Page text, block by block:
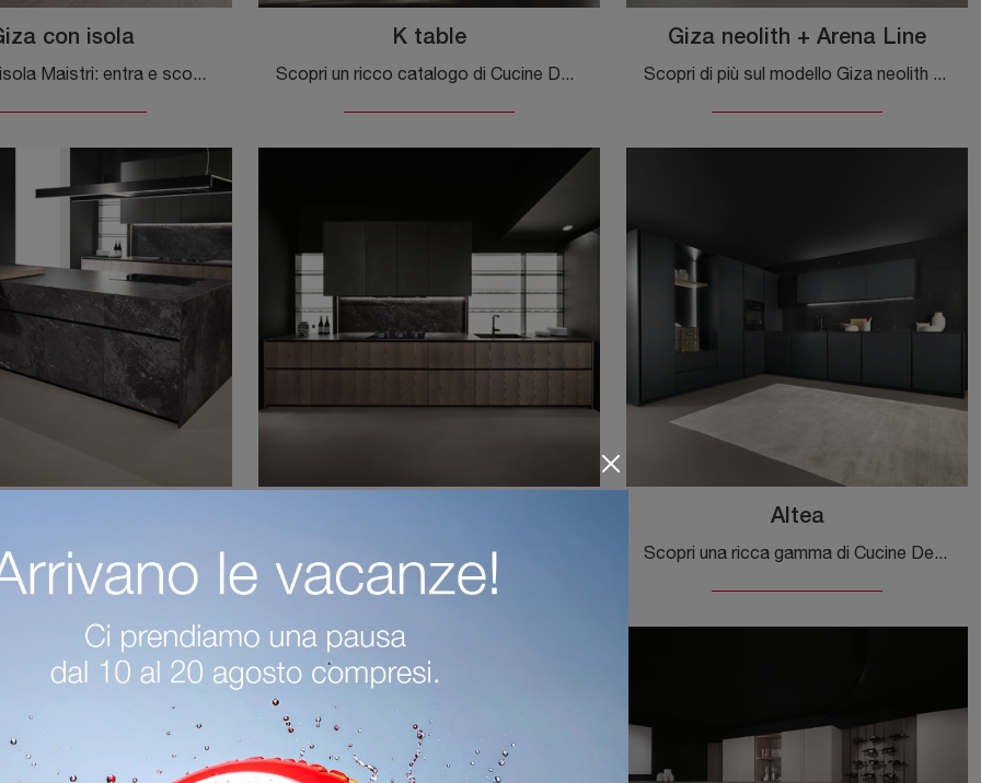
con isola
Cucine con isola Maistri: entra e scopri un mondo di design e contenuto estetico! La cucina Giza con isola ti aspetta.
K table
Scopri un ricco catalogo di Cucine Design con isola: la cucina K table Maistri è ora disponibile in laccato opaco!
Giza neolith + Arena Line
Scopri di più sul modello Giza neolith + Arena Line di Maistri: arreda la zona cucina con la soluzione in laccato opaco che fa al caso tuo.
Altea
Scopri una ricca gamma di Cucine Design ad angolo: la cucina Altea Maistri è ora disponibile in laccato opaco!